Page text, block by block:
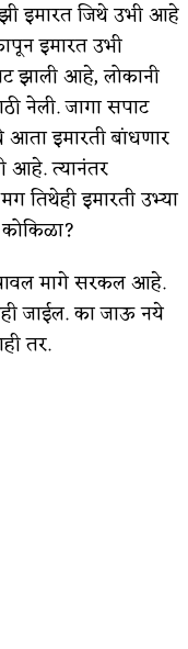
इमारत जिथे उभी आहे
इमारत उभी
झाली आहे, लोकानी
नेली. जागा सपाट
इमारती बांधणार
आहे. त्यानंतर
तिथेही इमारती उभ्या
मागे सरकल आहे.
जाईल. का जाऊ नये
तर.